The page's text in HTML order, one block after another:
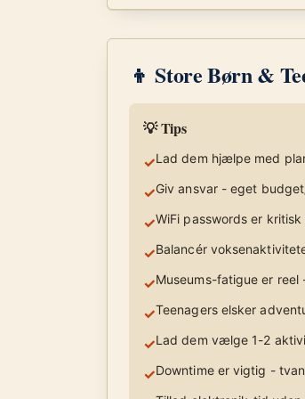
👦 Store Børn &
💡 Tips
✓Lad dem hjælpe med
✓Giv ansvar - eget
✓WiFi passwords er
✓Balancér
✓Museums-fatigue er
✓Teenagers elsker
✓Lad dem vælge 1-2
✓Downtime er vigtig -